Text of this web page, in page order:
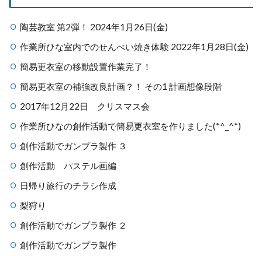
陶芸教室 第2弾！ 2024年1月26日(金)
作業所ひな室内でのせんべい焼き体験 2022年1月28日(金)
簡易更衣室の移動設置作業完了！
簡易更衣室の補強改良計画？！ その1 計画想像段階
2017年12月22日 クリスマス会
作業所ひなの創作活動で簡易更衣室を作りました(*^_^*)
創作活動でガンプラ製作 ３
創作活動 パステル画編
日帰り旅行のチラシ作成
梨狩り
創作活動でガンプラ製作 ２
創作活動でガンプラ製作